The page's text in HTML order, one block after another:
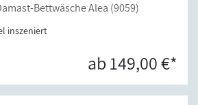
Bettwäsche Alea (9059)
inszeniert
ab 149,00 €*